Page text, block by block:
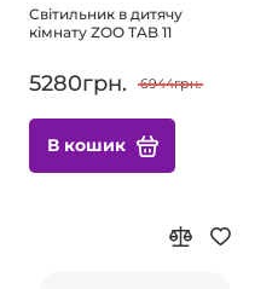
Світильник в дитячу
кімнату ZOO TAB 11
5280грн. 6944грн.
В кошик